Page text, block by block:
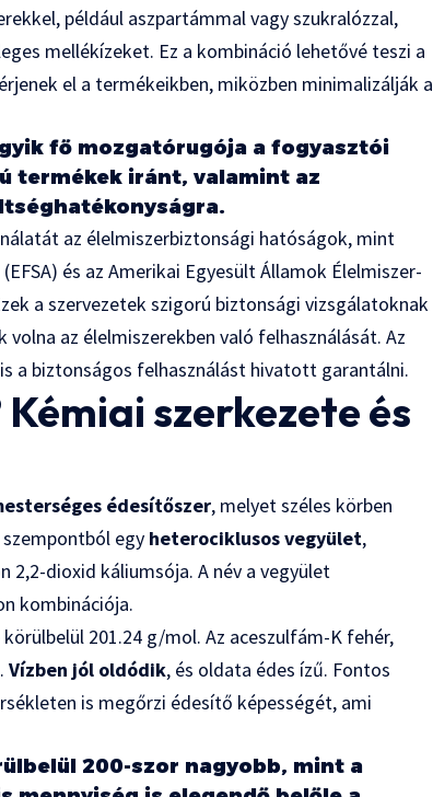
például aszpartámmal vagy szukralózzal,
mellékízeket. Ez a kombináció lehetővé teszi a
el a termékeikben, miközben minimalizálják a
fő mozgatórugója a fogyasztói
termékek iránt, valamint az
az élelmiszerbiztonsági hatóságok, mint
és az Amerikai Egyesült Államok Élelmiszer-
a szervezetek szigorú biztonsági vizsgálatoknak
az élelmiszerekben való felhasználását. Az
a biztonságos felhasználást hivatott garantálni.
szerkezete és
édesítőszer, melyet széles körben
egy heterociklusos vegyület,
2,2-dioxid káliumsója. A név a vegyület
kombinációja.
201.24 g/mol. Az aceszulfám-K fehér,
Vízben jól oldódik, és oldata édes ízű. Fontos
is megőrzi édesítő képességét, ami
200-szor nagyobb, mint a